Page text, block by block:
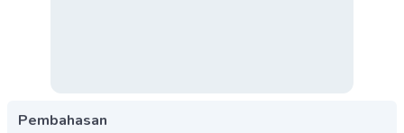
Pembahasan